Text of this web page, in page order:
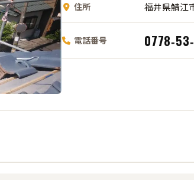
住所 福井県鯖江
電話番号